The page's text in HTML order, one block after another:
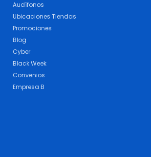
Audífonos
Ubicaciones Tiendas
Promociones
Blog
Cyber
Black Week
Convenios
Empresa B